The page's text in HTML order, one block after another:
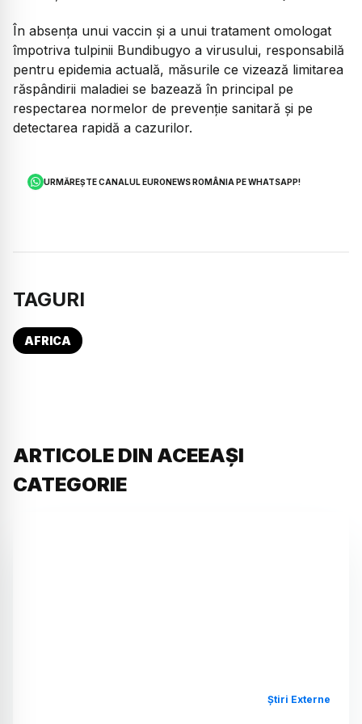
În absența unui vaccin și a unui tratament omologat
împotriva tulpinii Bundibugyo a virusului, responsabilă
pentru epidemia actuală, măsurile ce vizează limitarea
răspândirii maladiei se bazează în principal pe
respectarea normelor de prevenție sanitară și pe
detectarea rapidă a cazurilor.
URMĂREȘTE CANALUL EURONEWS ROMÂNIA PE WHATSAPP!
TAGURI
AFRICA
ARTICOLE DIN ACEEAȘI
CATEGORIE
Știri Externe